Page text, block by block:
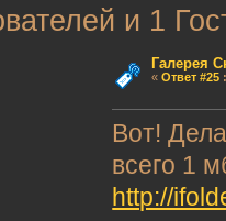
и 1
Галерея
« Ответ #25:
Вот!
всего 1
http://